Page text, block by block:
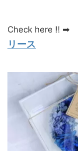
Check here !! ➡
リース